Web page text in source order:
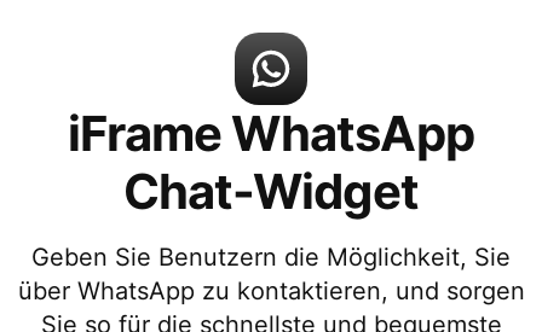
iFrame WhatsApp
Chat-Widget
Geben Sie Benutzern die Möglichkeit, Sie
über WhatsApp zu kontaktieren, und sorgen
Sie so für die schnellste und bequemste